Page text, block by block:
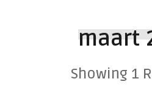
maart
Showing 1